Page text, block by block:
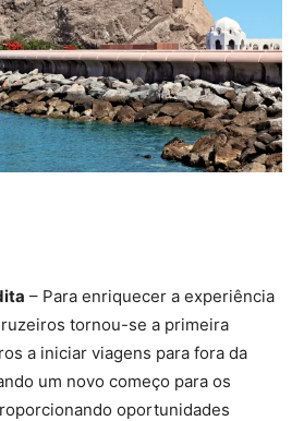
– Para enriquecer a experiência
tornou-se a primeira
a iniciar viagens para fora da
um novo começo para os
oportunidades